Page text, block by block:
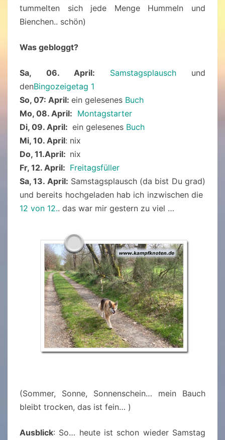
tummelten sich jede Menge Hummeln und
Bienchen.. schön)
Was gebloggt?
Sa, 06. April: Samstagsplauschund
denBingozeigetag 1
So, 07: April: ein gelesenes Buch
Mo, 08. April: Montagstarter
Di, 09. April: ein gelesenes Buch
Mi, 10. April: nix
Do, 11.April: nix
Fr, 12. April: Freitagsfüller
Sa, 13. April: Samstagsplausch (da bist Du grad)
und bereits hochgeladen hab ich inzwischen die
12 von 12.. das war mir gestern zu viel …
(Sommer, Sonne, Sonnenschein… mein Bauch
bleibt trocken, das ist fein… )
Ausblick: So… heute ist schon wieder Samstag